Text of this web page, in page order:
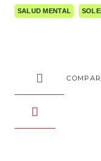
SALUD MENTAL